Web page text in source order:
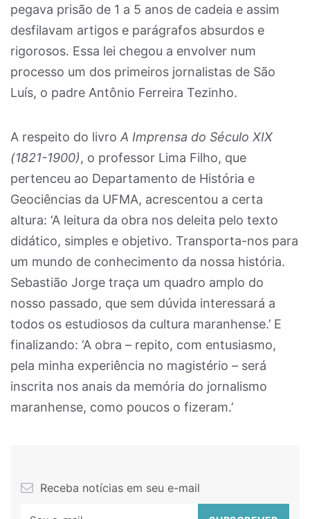
pegava prisão de 1 a 5 anos de cadeia e assim
desfilavam artigos e parágrafos absurdos e
rigorosos. Essa lei chegou a envolver num
processo um dos primeiros jornalistas de São
Luís, o padre Antônio Ferreira Tezinho.
A respeito do livro A Imprensa do Século XIX
(1821-1900), o professor Lima Filho, que
pertenceu ao Departamento de História e
Geociências da UFMA, acrescentou a certa
altura: ‘A leitura da obra nos deleita pelo texto
didático, simples e objetivo. Transporta-nos para
um mundo de conhecimento da nossa história.
Sebastião Jorge traça um quadro amplo do
nosso passado, que sem dúvida interessará a
todos os estudiosos da cultura maranhense.’ E
finalizando: ‘A obra – repito, com entusiasmo,
pela minha experiência no magistério – será
inscrita nos anais da memória do jornalismo
maranhense, como poucos o fizeram.’
Receba notícias em seu e-mail